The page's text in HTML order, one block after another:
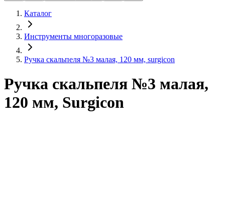
Каталог
Инструменты многоразовые
Ручка скальпеля №3 малая, 120 мм, surgicon
Ручка скальпеля №3 малая,
120 мм, Surgicon